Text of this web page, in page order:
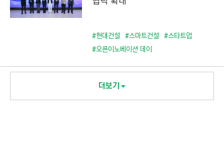
#현대건설 #스마트건설 #스타트업
#오픈이노베이션 데이
더보기